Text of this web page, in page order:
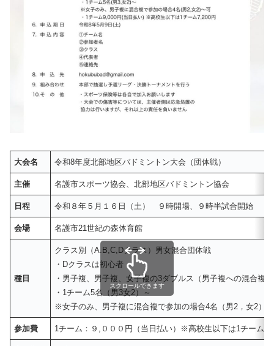
大会名 令和8年度北部地区バドミントン大会（団体戦）
主催 名護市スポーツ協会、北部地区バドミントン協会
日程 令和８年５月１６日（土） ９時開場、９時半試合開始
会場 名護市21世紀の森体育館
種目
クラス別（A.B,C,Dクラス）男女混合団体戦
・Dクラスは初心者
・男子複、男子複、女子複の3ダブルス（男子複への混合複
・1チーム5名（男3女2）～
※女子のみ、男子複に混合複で参加の場合4名（男2，女2）
参加費 1チーム：９,０００円（当日払い）※高校生以下は1チーム
スクロールできます